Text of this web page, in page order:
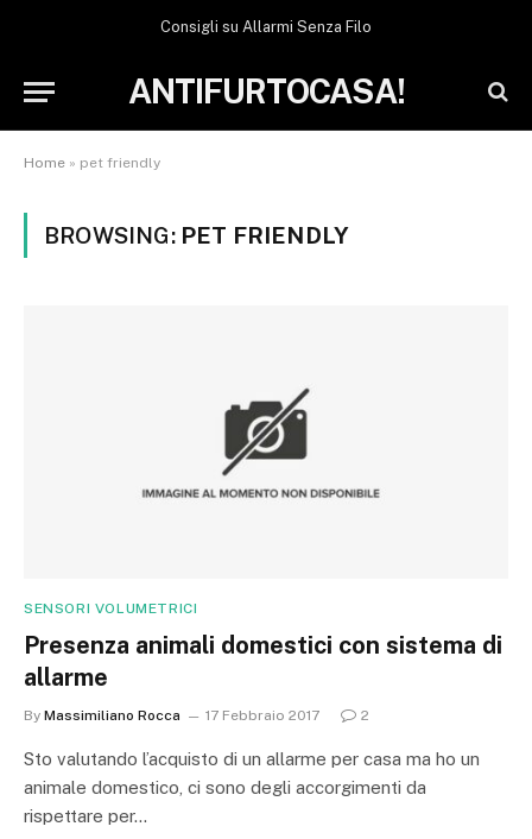
Consigli su Allarmi Senza Filo
ANTIFURTOCASA!
Home » pet friendly
BROWSING: PET FRIENDLY
SENSORI VOLUMETRICI
Presenza animali domestici con sistema di
allarme
By Massimiliano Rocca 17 Febbraio 2017 2
Sto valutando l’acquisto di un allarme per casa ma ho un
animale domestico, ci sono degli accorgimenti da
rispettare per…